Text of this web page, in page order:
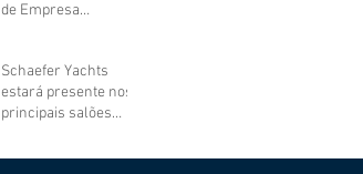
de Empresa
Schaefer Yachts
estará presente nos
principais salões